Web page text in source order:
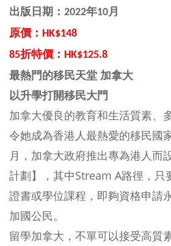
出版日期：2022年10月
原價：HK$148
85折特價：HK$125.8
最熱門的移民天堂 加拿大
以升學打開移民大門
加拿大優良的教育和生活質素、
令她成為香港人最熱愛的移民國
月，加拿大政府推出專為港人而
計劃】，其中Stream A路徑，只
證書或學位課程，即夠資格申請
加國公民。
留學加拿大，不單可以接受高質